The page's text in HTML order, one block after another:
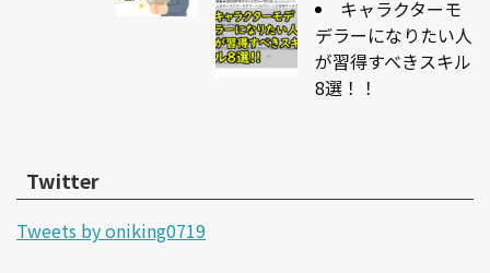
キャラクターモ
デラーになりたい人
が習得すべきスキル
8選！！
Twitter
Tweets by oniking0719